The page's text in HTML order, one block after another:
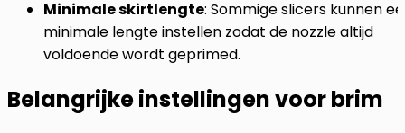
Minimale skirtlengte: Sommige slicers kunnen
minimale lengte instellen zodat de nozzle altijd
voldoende wordt geprimed.
Belangrijke instellingen voor brim